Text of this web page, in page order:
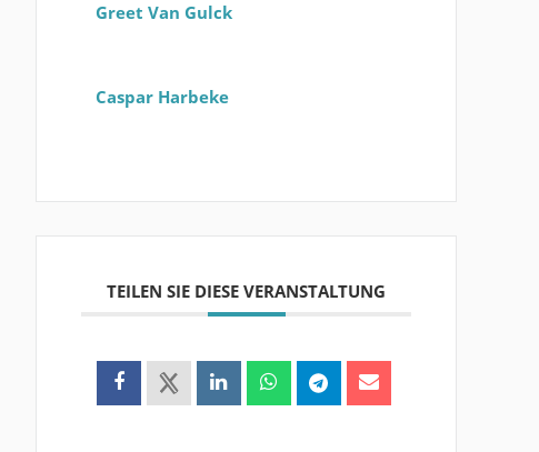
Greet Van Gulck
Caspar Harbeke
TEILEN SIE DIESE VERANSTALTUNG